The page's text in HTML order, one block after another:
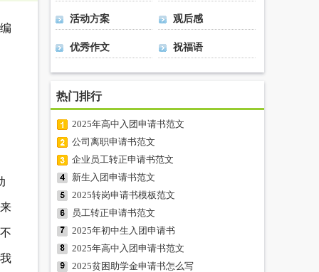
活动方案 观后感
优秀作文 祝福语
热门排行
2025年高中入团申请书范文
公司离职申请书范文
企业员工转正申请书范文
新生入团申请书范文
2025转岗申请书模板范文
员工转正申请书范文
2025年初中生入团申请书
2025年高中入团申请书范文
2025贫困助学金申请书怎么写